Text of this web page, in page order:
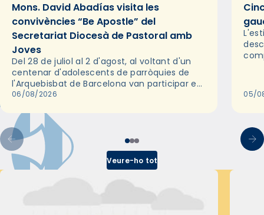
Mons. David Abadías visita les
convivències “Be Apostle” del
Secretariat Diocesà de Pastoral amb
Joves
Del 28 de juliol al 2 d'agost, al voltant d'un
centenar d'adolescents de parròquies de
l'Arquebisbat de Barcelona van participar en
les convivències Be Apostle, organitzades
06/08/2026 05/
Veure-ho tot